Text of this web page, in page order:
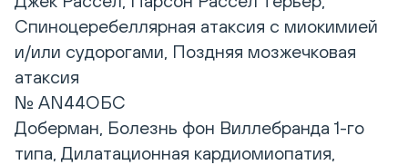
Спиноцеребеллярная атаксия с миокимией
и/или судорогами, Поздняя мозжечковая
атаксия
№ AN44ОБС
Доберман, Болезнь фон Виллебранда 1-го
типа, Дилатационная кардиомиопатия,